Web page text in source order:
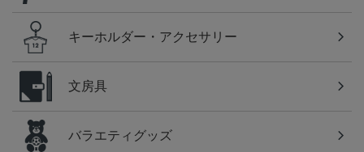
キーホルダー・アクセサリー
文房具
バラエティグッズ